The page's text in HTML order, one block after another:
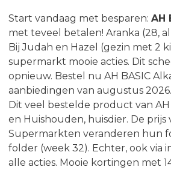
Start vandaag met besparen: AH
met teveel betalen! Aranka (28,
Bij Judah en Hazel (gezin met 2
supermarkt mooie acties. Dit
opnieuw. Bestel nu AH BASIC
aanbiedingen van augustus
Dit veel bestelde product van
en Huishouden, huisdier. De prijs
Supermarkten veranderen hun
folder (week 32). Echter, ook via
alle acties. Mooie kortingen met